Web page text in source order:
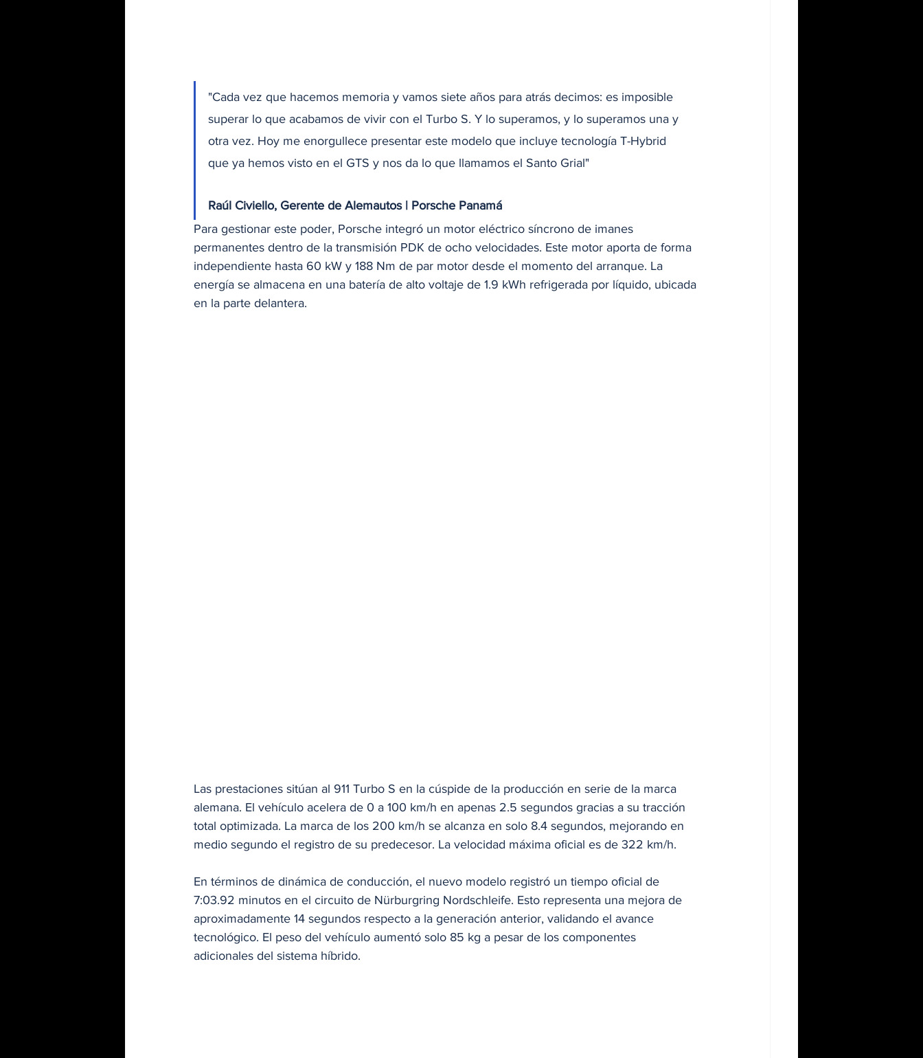
"Cada vez que hacemos memoria y vamos siete años para atrás decimos: es imposible
superar lo que acabamos de vivir con el Turbo S. Y lo superamos, y lo superamos una y
otra vez. Hoy me enorgullece presentar este modelo que incluye tecnología T-Hybrid
que ya hemos visto en el GTS y nos da lo que llamamos el Santo Grial"
Raúl Civiello, Gerente de Alemautos | Porsche Panamá
Para gestionar este poder, Porsche integró un motor eléctrico síncrono de imanes
permanentes dentro de la transmisión PDK de ocho velocidades. Este motor aporta de forma
independiente hasta 60 kW y 188 Nm de par motor desde el momento del arranque. La
energía se almacena en una batería de alto voltaje de 1.9 kWh refrigerada por líquido, ubicada
en la parte delantera.
Las prestaciones sitúan al 911 Turbo S en la cúspide de la producción en serie de la marca
alemana. El vehículo acelera de 0 a 100 km/h en apenas 2.5 segundos gracias a su tracción
total optimizada. La marca de los 200 km/h se alcanza en solo 8.4 segundos, mejorando en
medio segundo el registro de su predecesor. La velocidad máxima oficial es de 322 km/h.
En términos de dinámica de conducción, el nuevo modelo registró un tiempo oficial de
7:03.92 minutos en el circuito de Nürburgring Nordschleife. Esto representa una mejora de
aproximadamente 14 segundos respecto a la generación anterior, validando el avance
tecnológico. El peso del vehículo aumentó solo 85 kg a pesar de los componentes
adicionales del sistema híbrido.